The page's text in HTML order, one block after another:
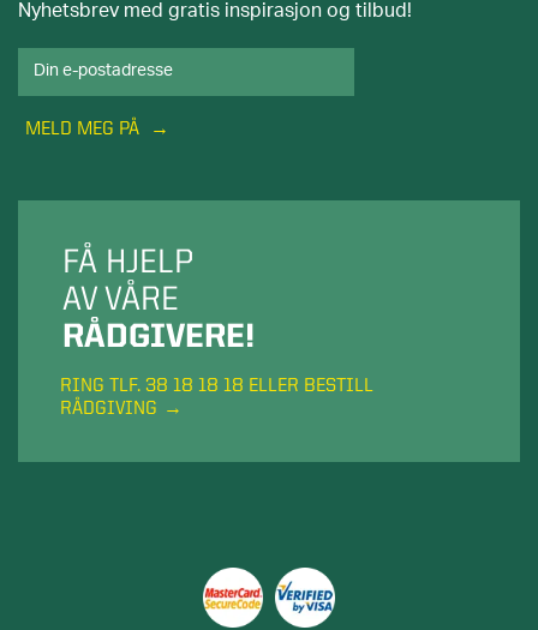
Nyhetsbrev med gratis inspirasjon og tilbud!
MELD MEG PÅ
FÅ HJELP
AV VÅRE
RÅDGIVERE!
RING TLF. 38 18 18 18 ELLER BESTILL
RÅDGIVING